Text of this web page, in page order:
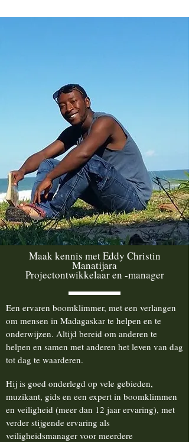
Maak kennis met Eddy Christin
Manatijara
Projectontwikkelaar en -manager
Een ervaren boomklimmer, met een verlangen
om mensen in Madagaskar te helpen en te
onderwijzen. Altijd bereid om anderen te
helpen en samen met anderen het leven van dag
tot dag te waarderen.
Hij is goed onderlegd op vele gebieden,
muzikant, gids en een expert in boomklimmen
en veiligheid (meer dan 12 jaar ervaring), met
verder stijgende ervaring als
veiligheidsmanager voor meerdere